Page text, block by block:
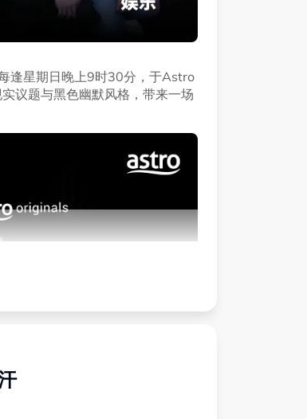
逢星期日晚上9时30分，于Astro
议题与黑色幽默风格，带来一场